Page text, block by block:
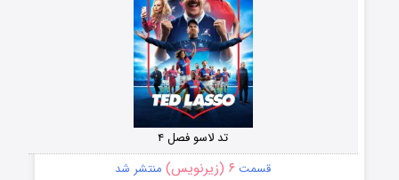
تد لاسو فصل ۴
قسمت ۶ (زیرنویس) منتشر شد